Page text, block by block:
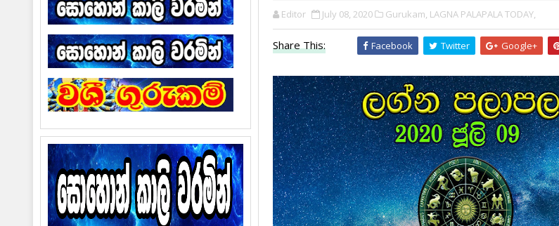
Editor July 08, 2020 Gurukam, LAGNA PALAPALA TODAY,
Share This: Facebook Twitter Google+